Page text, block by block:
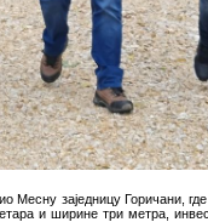
заједницу Горичани, где
и ширине три метра,